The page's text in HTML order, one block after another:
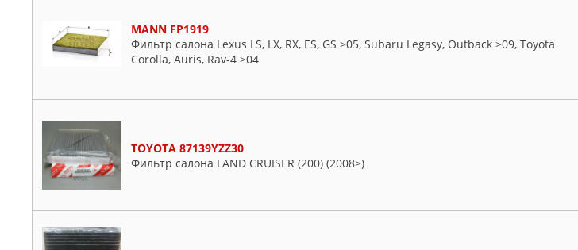
MANN FP1919
Фильтр салона Lexus LS, LX, RX, ES, GS >05, Subaru Legasy, Outback >09, Toyota
Corolla, Auris, Rav-4 >04
TOYOTA 87139YZZ30
Фильтр салона LAND CRUISER (200) (2008>)